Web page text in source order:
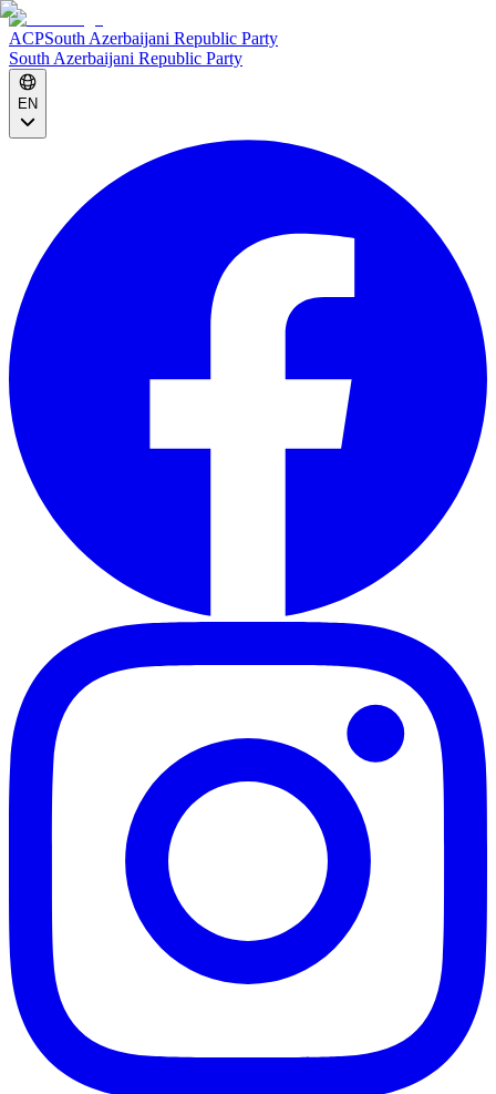
ACPSouth Azerbaijani Republic Party
South Azerbaijani Republic Party
EN